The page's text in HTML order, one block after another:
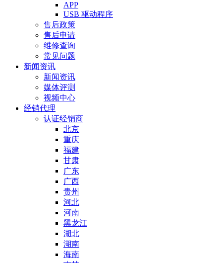
APP
USB 驱动程序
售后政策
售后申请
维修查询
常见问题
新闻资讯
新闻资讯
媒体评测
视频中心
经销代理
认证经销商
北京
重庆
福建
甘肃
广东
广西
贵州
河北
河南
黑龙江
湖北
湖南
海南